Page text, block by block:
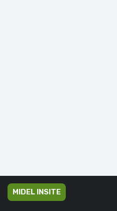
MIDEL INSITE